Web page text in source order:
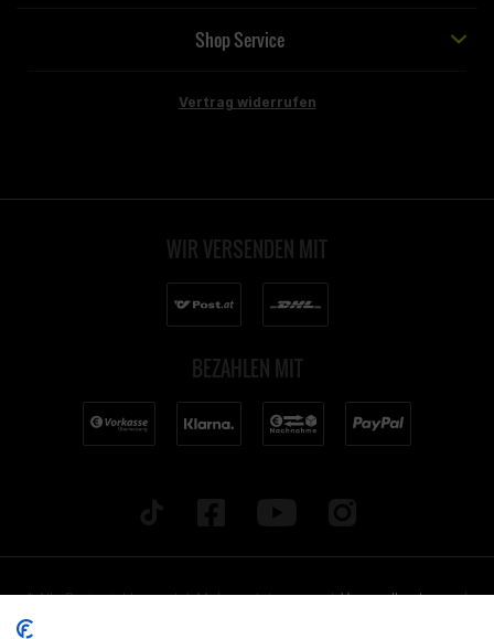
Shop Service
Vertrag widerrufen
WIR VERSENDEN MIT
BEZAHLEN MIT
* Alle Preise inkl. gesetzl. Mehrwertsteuer zzgl.Versandkostenund